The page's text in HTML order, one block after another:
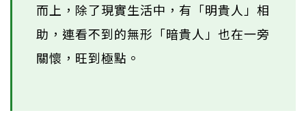
而上，除了現實生活中，有「明貴人」相
助，連看不到的無形「暗貴人」也在一旁
關懷，旺到極點。